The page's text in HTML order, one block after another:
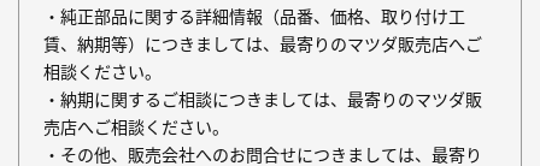
・純正部品に関する詳細情報（品番、価格、取り付け工
賃、納期等）につきましては、最寄りのマツダ販売店へご
相談ください。
・納期に関するご相談につきましては、最寄りのマツダ販
売店へご相談ください。
・その他、販売会社へのお問合せにつきましては、最寄り